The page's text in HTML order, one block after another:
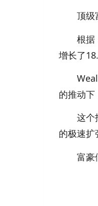
顶级富
根据《
增长了
的推动下
这个报
的极速扩
富豪们